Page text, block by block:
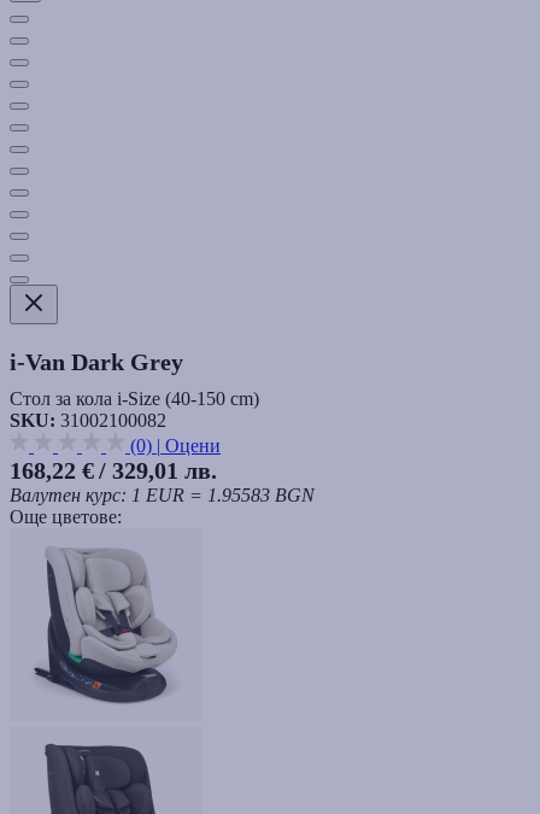
i-Van Dark Grey
Стол за кола i-Size (40-150 cm)
SKU: 31002100082
(0) | Оцени
168,22 €/ 329,01 лв.
Валутен курс: 1 EUR = 1.95583 BGN
Още цветове: